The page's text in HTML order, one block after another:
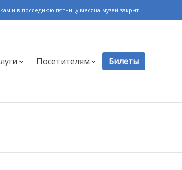
и в последнюю пятницу месяца музей закрыт.
Посетителям Билеты